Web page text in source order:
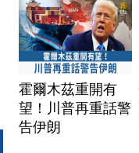
霍爾木茲重開有
望！川普再重話警
告伊朗